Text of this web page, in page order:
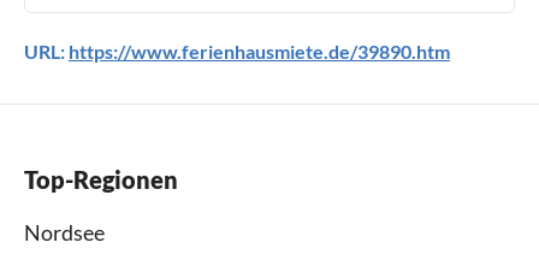
URL: https://www.ferienhausmiete.de/39890.htm
Top-Regionen
Nordsee